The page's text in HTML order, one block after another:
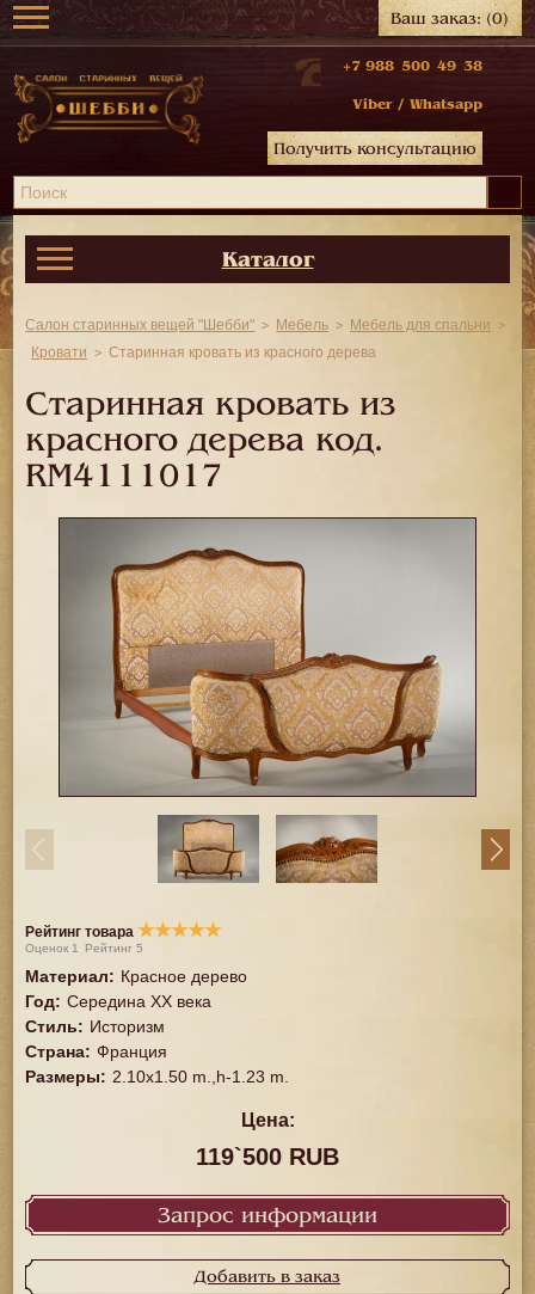
Ваш заказ:(0)
+7 988 500 49 38
Viber / Whatsapp
Получить консультацию
Каталог
Салон старинных вещей "Шебби" Мебель
Мебель для спальни
Кровати
Старинная кровать из красного дерева
Старинная кровать из
красного дерева код.
RM4111017
Рейтинг товара ★★★★★
Оценок 1 Рейтинг5
Материал: Красное дерево
Год: Середина XX векa
Стиль: Историзм
Страна: Франция
Размеры: 2.10x1.50 m.,h-1.23 m.
Цена:
119`500 RUB
Запрос информации
Добавить в заказ